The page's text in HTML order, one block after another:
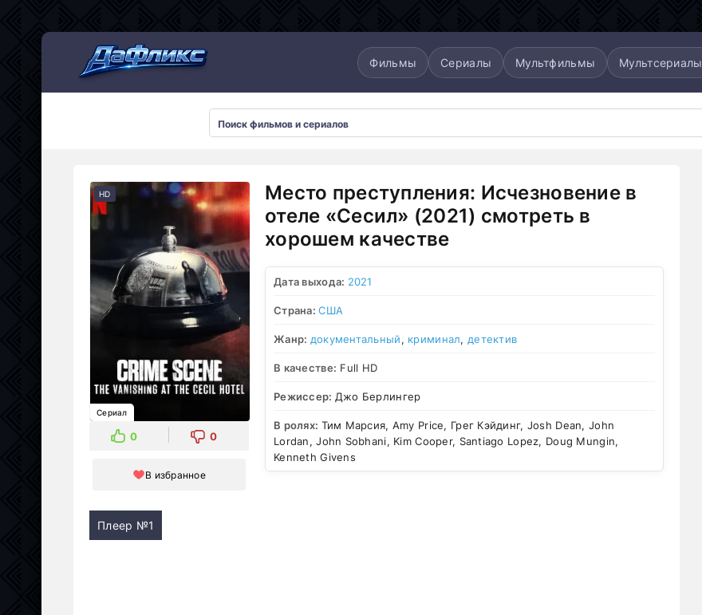
Фильмы Сериалы Мультфильмы Мультсериалы
HD
Сериал
0 0
В избранное
Место преступления: Исчезновение в
отеле «Сесил» (2021) смотреть в
хорошем качестве
Дата выхода: 2021
Страна:США
Жанр: документальный, криминал, детектив
В качестве: Full HD
Режиссер: Джо Берлингер
В ролях: Тим Марсия, Amy Price, Грег Кэйдинг, Josh Dean, John
Lordan, John Sobhani, Kim Cooper, Santiago Lopez, Doug Mungin,
Kenneth Givens
Плеер №1
Мультсериалы